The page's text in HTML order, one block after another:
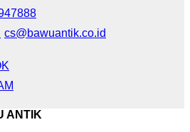
cs@bawuantik.co.id
ANTIK